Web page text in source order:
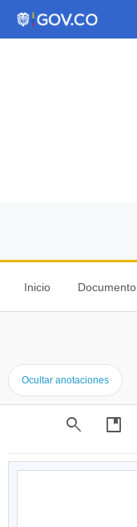
Inicio Documento
Ocultar anotaciones
search developer_guide